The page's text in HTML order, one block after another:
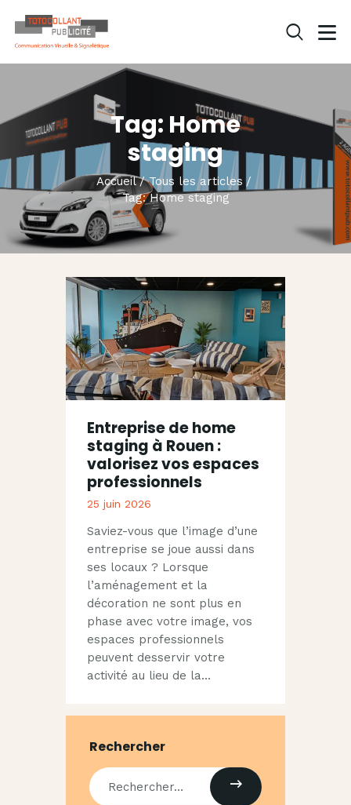
Tag: Home
staging
Accueil
Tous les articles
Tag: Home staging
ACCUEIL
QUI SOMMES-NOUS ?
NOS PRESTATIONS
NOS RÉALISATIONS
ACTUALITÉS
CONTACT
Entreprise de home
staging à Rouen :
valorisez vos espaces
professionnels
25 juin 2026
Saviez-vous que l’image d’une
entreprise se joue aussi dans
ses locaux ? Lorsque
l’aménagement et la
décoration ne sont plus en
phase avec votre image, vos
espaces professionnels
peuvent desservir votre
activité au lieu de la…
Rechercher